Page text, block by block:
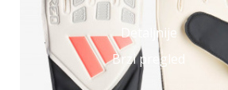
Detaljnije
Brzi pregled